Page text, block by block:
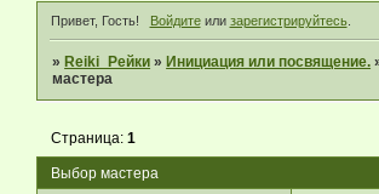
Привет, Гость! Войдитеили зарегистрируйтесь.
» Reiki_Рейки » Инициация или посвящение.
мастера
Выбор мастера
Страница:1